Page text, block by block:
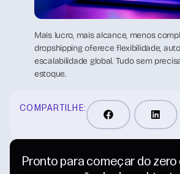
Mais lucro, mais alcance, menos
dropshipping oferece flexibilidade,
escalabilidade global. Tudo sem
estoque.
COMPARTILHE:
Pronto para começar do